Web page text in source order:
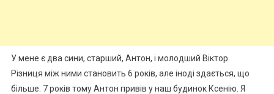
У мене є два сини, старший, Антон, і молодший Віктор.
Різниця між ними становить 6 років, але іноді здається, що
більше. 7 років тому Антон привів у наш будинок Ксенію. Я